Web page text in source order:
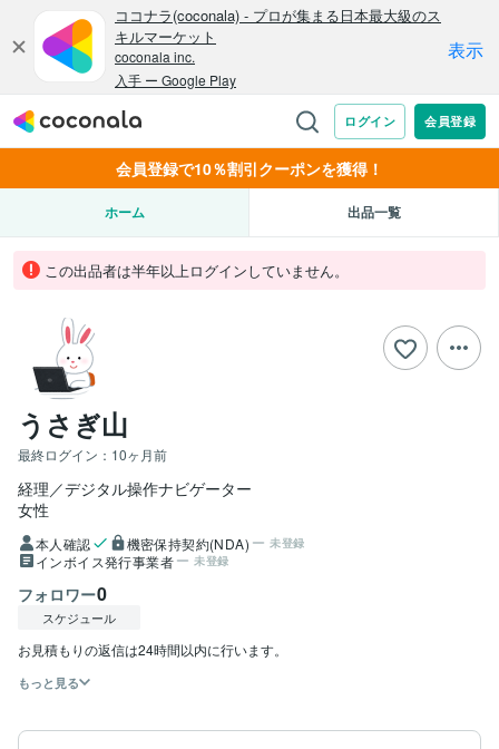
会員登録で10％割引クーポンを獲得！
ホーム 出品一覧
この出品者は半年以上ログインしていません。
うさぎ山
最終ログイン： 10ヶ月前
経理／デジタル操作ナビゲーター
女性
本人確認 機密保持契約(NDA) 未登録
インボイス発行事業者 未登録
フォロワー0
スケジュール
お見積もりの返信は24時間以内に行います。
もっと見る